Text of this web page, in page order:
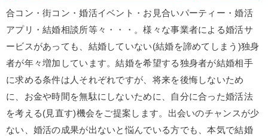
合コン・街コン・婚活イベント・お見合いパーティー・婚活
アプリ・結婚相談所等々・・・。様々な事業者による婚活サ
ービスがあっても、結婚していない(結婚を諦めてしまう)独身
者が年々増加しています。結婚を希望する独身者が結婚相手
に求める条件は人それぞれですが、将来を後悔しないため
に、お金や時間を無駄にしないために、自分に合った婚活法
を考える(見直す)機会をご提案します。出会いのチャンスが少
ない、婚活の成果が出ないと悩んでいる方でも、本気で結婚